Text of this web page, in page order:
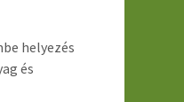
helyezés
és